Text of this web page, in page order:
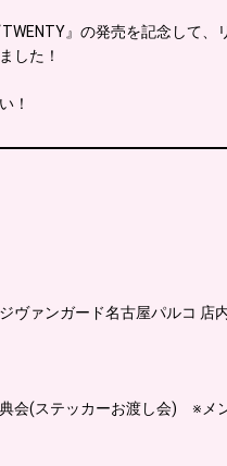
』の発売を記念して、
した！
！
ヴァンガード名古屋パルコ 店
会(ステッカーお渡し会) ※メ